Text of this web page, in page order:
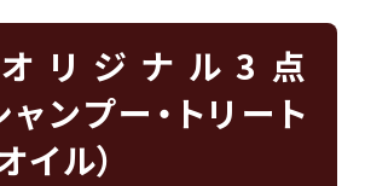
リジナル3点
ャンプー・トリート
イル）